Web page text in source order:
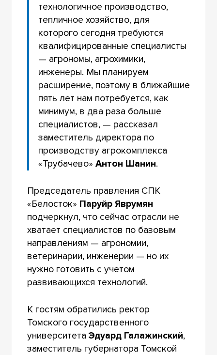
технологичное производство,
тепличное хозяйство, для
которого сегодня требуются
квалифицированные специалисты
— агрономы, агрохимики,
инженеры. Мы планируем
расширение, поэтому в ближайшие
пять лет нам потребуется, как
минимум, в два раза больше
специалистов, — рассказал
заместитель директора по
производству агрокомплекса
«Трубачево»Антон Шанин.
Председатель правления СПК
«Белосток» Паруйр Яврумян
подчеркнул, что сейчас отрасли не
хватает специалистов по базовым
направлениям — агрономии,
ветеринарии, инженерии — но их
нужно готовить с учетом
развивающихся технологий.
К гостям обратились ректор
Томского государственного
университета Эдуард Галажинский,
заместитель губернатора Томской